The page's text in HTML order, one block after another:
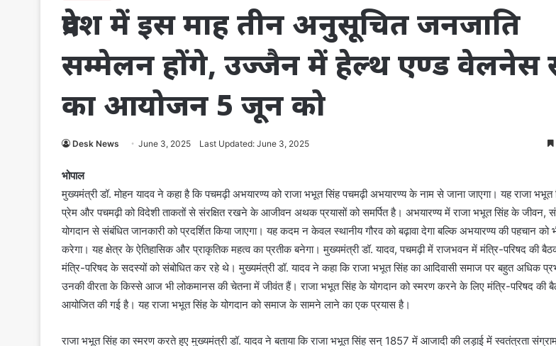
प्रदेश में इस माह तीन अनुसूचित जनजाति
सम्मेलन होंगे, उज्जैन में हेल्थ एण्ड वेलनेस
का आयोजन 5 जून को
Desk News June 3, 2025 Last Updated: June 3, 2025
भोपाल
मुख्यमंत्री डॉ. मोहन यादव ने कहा है कि पचमढ़ी अभयारण्य को राजा भभूत सिंह पचमढ़ी अभयारण्य के नाम से जाना जाएगा। यह राजा भभूत
प्रेम और पचमढ़ी को विदेशी ताकतों से संरक्षित रखने के आजीवन अथक प्रयासों को समर्पित है। अभयारण्य में राजा भभूत सिंह के जीवन,
योगदान से संबंधित जानकारी को प्रदर्शित किया जाएगा। यह कदम न केवल स्थानीय गौरव को बढ़ावा देगा बल्कि अभयारण्य की पहचान को
करेगा। यह क्षेत्र के ऐतिहासिक और प्राकृतिक महत्व का प्रतीक बनेगा। मुख्यमंत्री डॉ. यादव, पचमढ़ी में राजभवन में मंत्रि-परिषद की
मंत्रि-परिषद के सदस्यों को संबोधित कर रहे थे। मुख्यमंत्री डॉ. यादव ने कहा कि राजा भभूत सिंह का आदिवासी समाज पर बहुत अधिक
उनकी वीरता के किस्से आज भी लोकमानस की चेतना में जीवंत हैं। राजा भभूत सिंह के योगदान को स्मरण करने के लिए मंत्रि-परिषद की
आयोजित की गई है। यह राजा भभूत सिंह के योगदान को समाज के सामने लाने का एक प्रयास है।
राजा भभूत सिंह का स्मरण करते हुए मुख्यमंत्री डॉ. यादव ने बताया कि राजा भभूत सिंह सन् 1857 में आजादी की लड़ाई में स्वतंत्रता संग्राम